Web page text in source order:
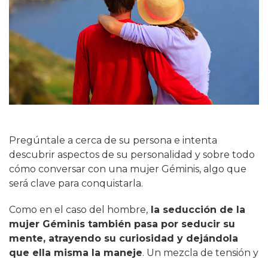
Pregúntale a cerca de su persona e intenta
descubrir aspectos de su personalidad y sobre todo
cómo conversar con una mujer Géminis, algo que
será clave para conquistarla.
Como en el caso del hombre, la seducción de la
mujer Géminis también pasa por seducir su
mente, atrayendo su curiosidad y dejándola
que ella misma la maneje. Un mezcla de tensión y